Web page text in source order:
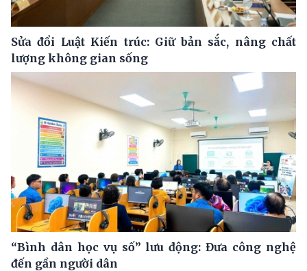
Sửa đổi Luật Kiến trúc: Giữ bản sắc, nâng chất
lượng không gian sống
“Bình dân học vụ số” lưu động: Đưa công nghệ
đến gần người dân